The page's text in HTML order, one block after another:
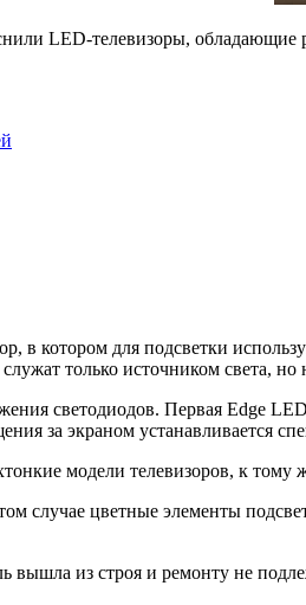
LED-телевизоры, обладающие
в котором для подсветки
только источником света,
светодиодов. Первая Edge
за экраном устанавливается
модели телевизоров, к
случае цветные элементы
вышла из строя и ремонту не